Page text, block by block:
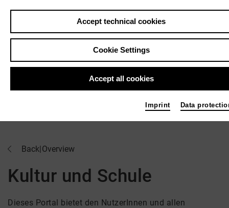
Back|Overview
Kultur und Schule
Dieses Portal bietet den NutzerInnen und allen
Accept technical cookies
Cookie Settings
Accept all cookies
Imprint Data